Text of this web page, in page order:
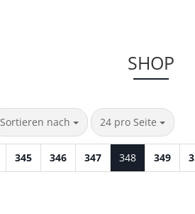
SHOP
Sortieren nach
Sortieren nach 24 pro Seite
pro Seite
345 346 347 348 349